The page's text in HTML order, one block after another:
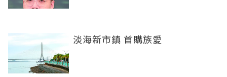
淡海新市鎮 首購族愛